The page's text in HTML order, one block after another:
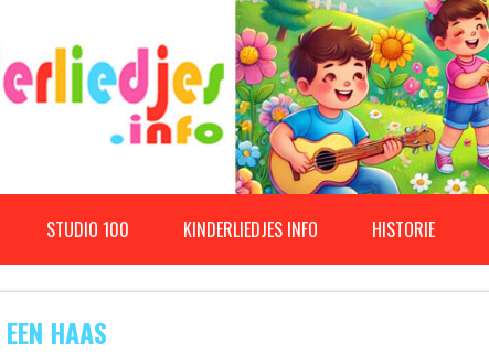
STUDIO 100 KINDERLIEDJES INFO HISTORIE
HAAS